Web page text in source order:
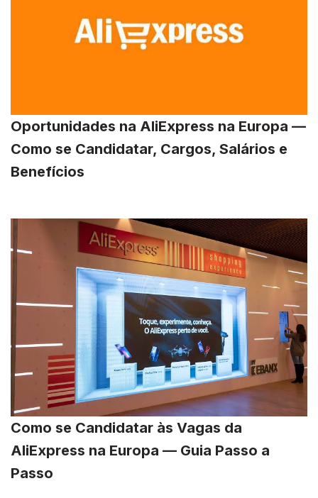
Oportunidades na AliExpress na Europa —
Como se Candidatar, Cargos, Salários e
Benefícios
Como se Candidatar às Vagas da
AliExpress na Europa — Guia Passo a
Passo